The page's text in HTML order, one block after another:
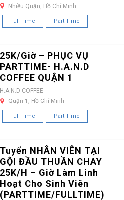
Nhiều Quận, Hồ Chí Minh
Full Time Part Time
25K/Giờ – PHỤC VỤ
PARTTIME- H.A.N.D
COFFEE QUẬN 1
H.A.N.D COFFEE
Quận 1, Hồ Chí Minh
Full Time Part Time
Tuyển NHÂN VIÊN TẠI
GỘI ĐẦU THUẦN CHAY
25K/H – Giờ Làm Linh
Hoạt Cho Sinh Viên
(PARTTIME/FULLTIME)